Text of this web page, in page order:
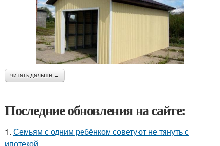
читать дальше →
Последние обновления на сайте:
1. Семьям с одним ребёнком советуют не тянуть с
ипотекой.